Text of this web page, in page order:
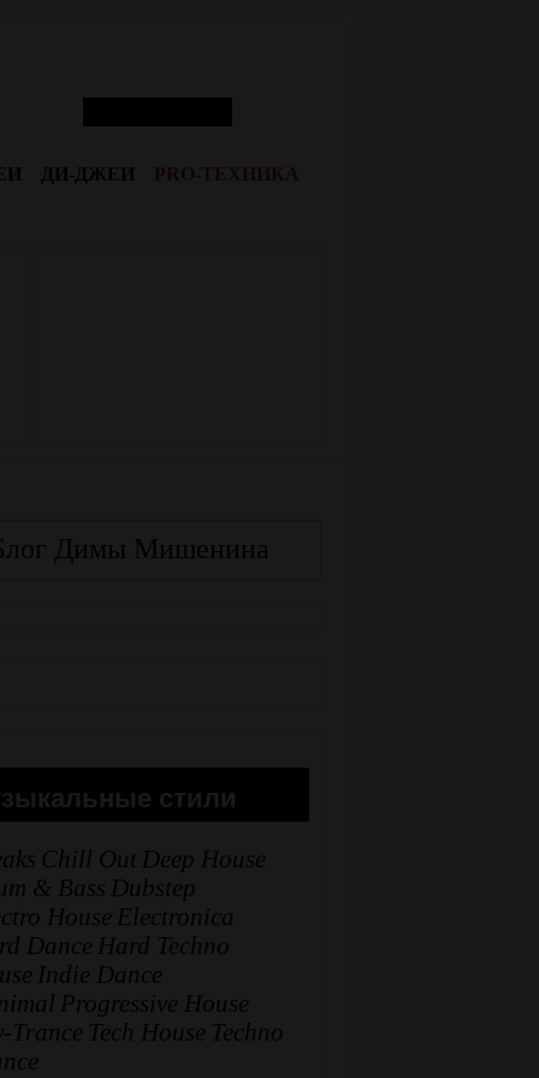
ДИ-ДЖЕИ
Димы Мишенина
стили
Chill Out Deep House
& Bass Dubstep
House Electronica
Dance Hard Techno
Indie Dance
Progressive House
Trance Tech House Techno